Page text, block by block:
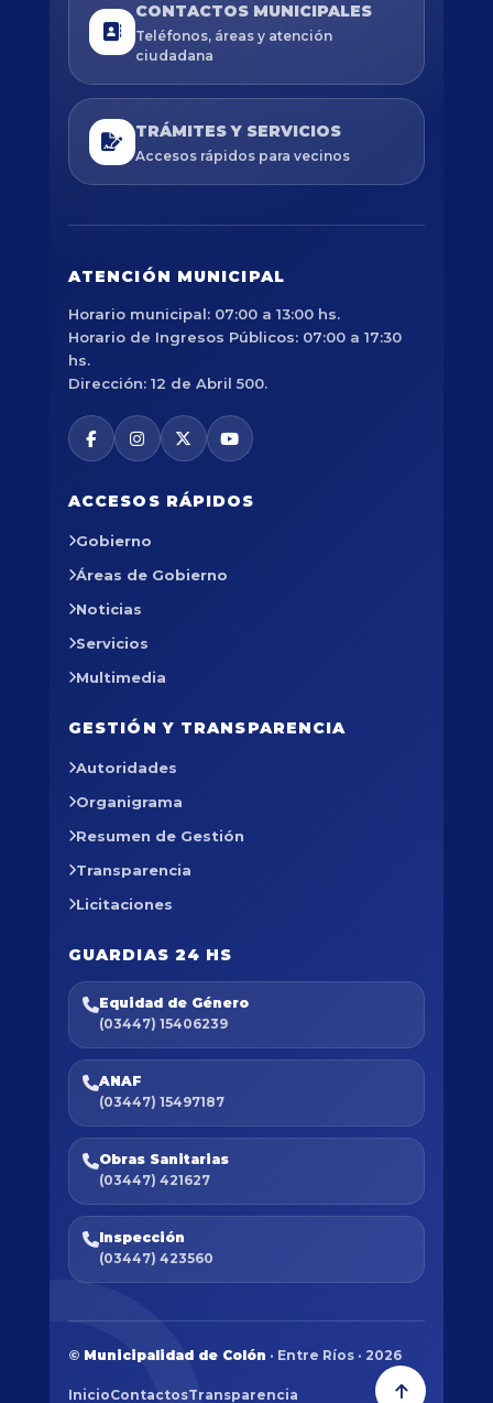
CONTACTOS MUNICIPALES
Teléfonos, áreas y atención
ciudadana
TRÁMITES Y SERVICIOS
Accesos rápidos para vecinos
ATENCIÓN MUNICIPAL
Horario municipal: 07:00 a 13:00 hs.
Horario de Ingresos Públicos: 07:00 a 17:30
hs.
Dirección: 12 de Abril 500.
ACCESOS RÁPIDOS
Gobierno
Áreas de Gobierno
Noticias
Servicios
Multimedia
GESTIÓN Y TRANSPARENCIA
Autoridades
Organigrama
Resumen de Gestión
Transparencia
Licitaciones
GUARDIAS 24 HS
Equidad de Género
(03447) 15406239
ANAF
(03447) 15497187
Obras Sanitarias
(03447) 421627
Inspección
(03447) 423560
© Municipalidad de Colón · Entre Ríos · 2026
InicioContactosTransparencia